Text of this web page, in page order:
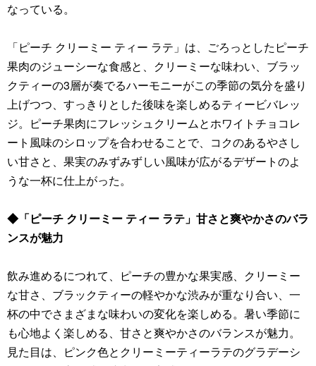
なっている。
「ピーチ クリーミー ティー ラテ」は、ごろっとしたピーチ
果肉のジューシーな食感と、クリーミーな味わい、ブラッ
クティーの3層が奏でるハーモニーがこの季節の気分を盛り
上げつつ、すっきりとした後味を楽しめるティービバレッ
ジ。ピーチ果肉にフレッシュクリームとホワイトチョコレ
ート風味のシロップを合わせることで、コクのあるやさし
い甘さと、果実のみずみずしい風味が広がるデザートのよ
うな一杯に仕上がった。
◆「ピーチ クリーミー ティー ラテ」甘さと爽やかさのバラ
ンスが魅力
飲み進めるにつれて、ピーチの豊かな果実感、クリーミー
な甘さ、ブラックティーの軽やかな渋みが重なり合い、一
杯の中でさまざまな味わいの変化を楽しめる。暑い季節に
も心地よく楽しめる、甘さと爽やかさのバランスが魅力。
見た目は、ピンク色とクリーミーティーラテのグラデーシ